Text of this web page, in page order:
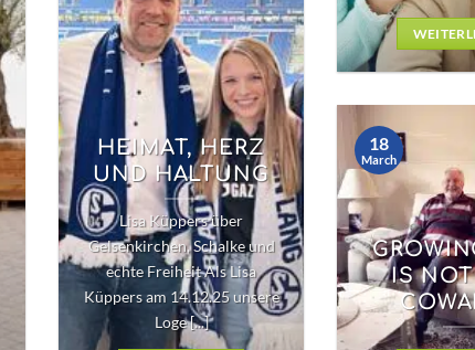
HEIMAT, HERZ
UND HALTUNG
Lisa Küppers über
Gelsenkirchen, Schalke und
echte Freiheit Als Lisa
Küppers am 14.12.25 unsere
Loge [...]
IS
18
March